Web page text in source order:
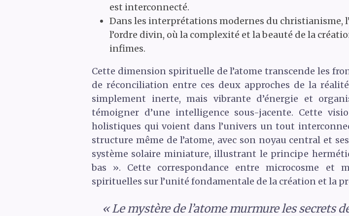
est interconnecté.
Dans les interprétations modernes du christianisme,
l’ordre divin, où la complexité et la beauté de la
infimes.
Cette dimension spirituelle de l’atome transcende les
de réconciliation entre ces deux approches de la
simplement inerte, mais vibrante d’énergie et
témoigner d’une intelligence sous-jacente. Cette
holistiques qui voient dans l’univers un tout
structure même de l’atome, avec son noyau central et
système solaire miniature, illustrant le principe
bas ». Cette correspondance entre microcosme et
spirituelles sur l’unité fondamentale de la création et la
« Le mystère de l’atome murmure les secrets